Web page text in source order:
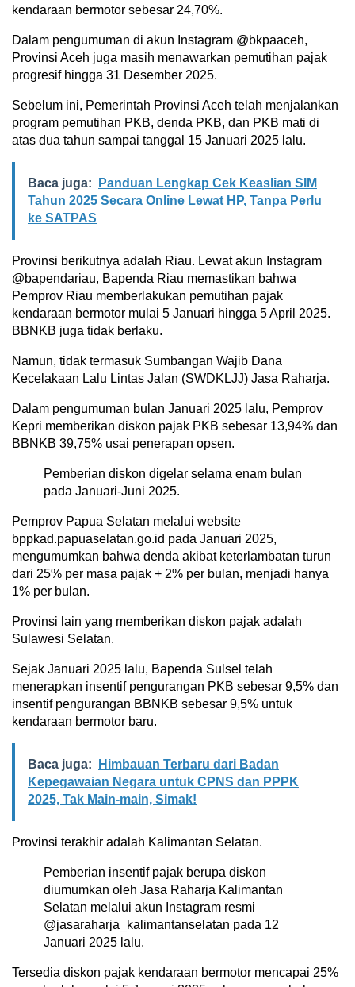
kendaraan bermotor sebesar 24,70%.
Dalam pengumuman di akun Instagram @bkpaaceh,
Provinsi Aceh juga masih menawarkan pemutihan pajak
progresif hingga 31 Desember 2025.
Sebelum ini, Pemerintah Provinsi Aceh telah menjalankan
program pemutihan PKB, denda PKB, dan PKB mati di
atas dua tahun sampai tanggal 15 Januari 2025 lalu.
Baca juga:
Panduan Lengkap Cek Keaslian SIM
Tahun 2025 Secara Online Lewat HP, Tanpa Perlu
ke SATPAS
Provinsi berikutnya adalah Riau. Lewat akun Instagram
@bapendariau, Bapenda Riau memastikan bahwa
Pemprov Riau memberlakukan pemutihan pajak
kendaraan bermotor mulai 5 Januari hingga 5 April 2025.
BBNKB juga tidak berlaku.
Namun, tidak termasuk Sumbangan Wajib Dana
Kecelakaan Lalu Lintas Jalan (SWDKLJJ) Jasa Raharja.
Dalam pengumuman bulan Januari 2025 lalu, Pemprov
Kepri memberikan diskon pajak PKB sebesar 13,94% dan
BBNKB 39,75% usai penerapan opsen.
Pemberian diskon digelar selama enam bulan
pada Januari-Juni 2025.
Pemprov Papua Selatan melalui website
bppkad.papuaselatan.go.id pada Januari 2025,
mengumumkan bahwa denda akibat keterlambatan turun
dari 25% per masa pajak + 2% per bulan, menjadi hanya
1% per bulan.
Provinsi lain yang memberikan diskon pajak adalah
Sulawesi Selatan.
Sejak Januari 2025 lalu, Bapenda Sulsel telah
menerapkan insentif pengurangan PKB sebesar 9,5% dan
insentif pengurangan BBNKB sebesar 9,5% untuk
kendaraan bermotor baru.
Baca juga:
Himbauan Terbaru dari Badan
Kepegawaian Negara untuk CPNS dan PPPK
2025, Tak Main-main, Simak!
Provinsi terakhir adalah Kalimantan Selatan.
Pemberian insentif pajak berupa diskon
diumumkan oleh Jasa Raharja Kalimantan
Selatan melalui akun Instagram resmi
@jasaraharja_kalimantanselatan pada 12
Januari 2025 lalu.
Tersedia diskon pajak kendaraan bermotor mencapai 25%